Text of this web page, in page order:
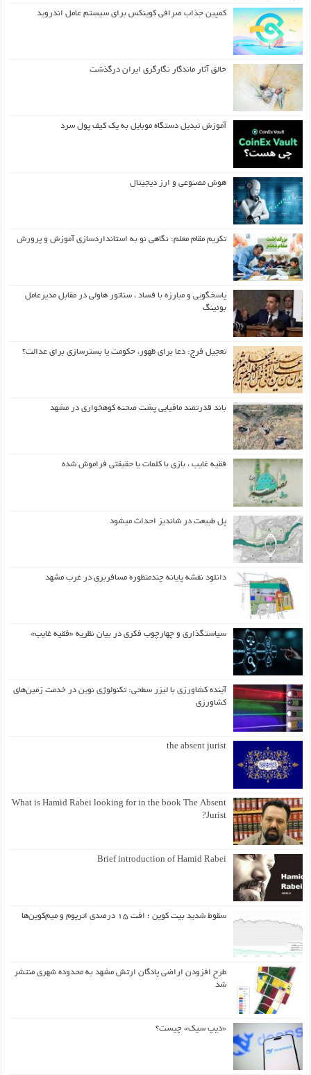
کمپین جذاب صرافی کوینکس برای سیستم عامل اندروید
خالق آثار ماندگار نگارگری ایران درگذشت
آموزش تبدیل دستگاه موبایل به یک کیف‌ پول سرد
هوش مصنوعی و ارز دیجیتال
تکریم مقام معلم: نگاهی نو به استانداردسازی آموزش و پرورش
پاسخگویی و مبارزه با فساد ، سناتور هاولی در مقابل مدیرعامل
بوئینگ
تعجیل فرج: دعا برای ظهور، حکومت یا بسترسازی برای عدالت؟
باند قدرتمند مافیایی پشت صحنه کوهخواری در مشهد
فقیه غایب ، بازی با کلمات یا حقیقتی فراموش شده
پل طبیعت در شاندیز احداث میشود
دانلود نقشه پایانه چندمنظوره مسافربری در غرب مشهد
سیاستگذاری و چهارچوب فکری در بیان نظریه «فقیه غایب»
آینده کشاورزی با لیزر سطحی: تکنولوژی نوین در خدمت زمین‌های
کشاورزی
the absent jurist
What is Hamid Rabei looking for in the book The Absent
Jurist?
Brief introduction of Hamid Rabei
سقوط شدید بیت کوین ؛ افت ۱۵ درصدی اتریوم و میم‌کوین‌ها
طرح افزودن اراضی پادگان ارتش مشهد به محدوده شهری منتشر
شد
«دیپ سیک» چیست؟